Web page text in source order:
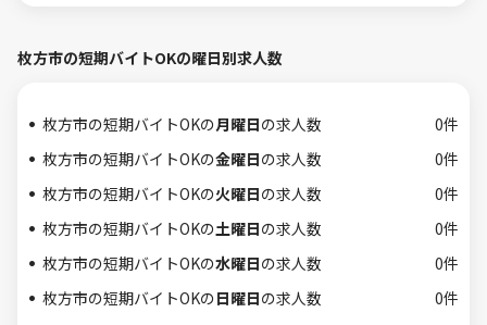
枚方市の短期バイトOKの曜日別求人数
枚方市の短期バイトOKの月曜日の求人数
0件
枚方市の短期バイトOKの金曜日の求人数
0件
枚方市の短期バイトOKの火曜日の求人数
0件
枚方市の短期バイトOKの土曜日の求人数
0件
枚方市の短期バイトOKの水曜日の求人数
0件
枚方市の短期バイトOKの日曜日の求人数
0件